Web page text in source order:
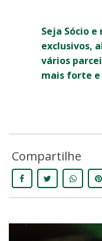
Seja Sócio
exclusivos,
vários
mais forte e
Compartilhe